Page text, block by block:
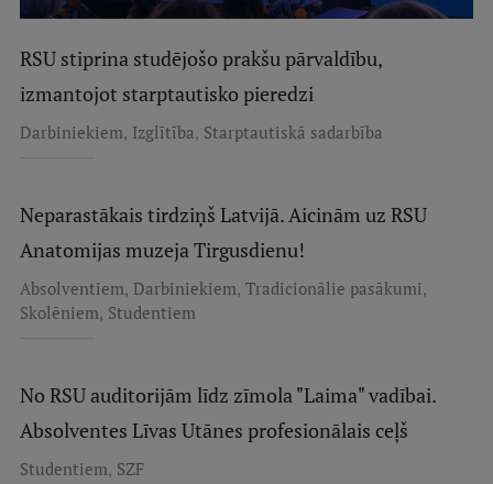
RSU stiprina studējošo prakšu pārvaldību,
izmantojot starptautisko pieredzi
Darbiniekiem, Izglītība, Starptautiskā sadarbība
Neparastākais tirdziņš Latvijā. Aicinām uz RSU
Anatomijas muzeja Tirgusdienu!
Absolventiem, Darbiniekiem, Tradicionālie pasākumi,
Skolēniem, Studentiem
No RSU auditorijām līdz zīmola "Laima" vadībai.
Absolventes Līvas Utānes profesionālais ceļš
Studentiem, SZF